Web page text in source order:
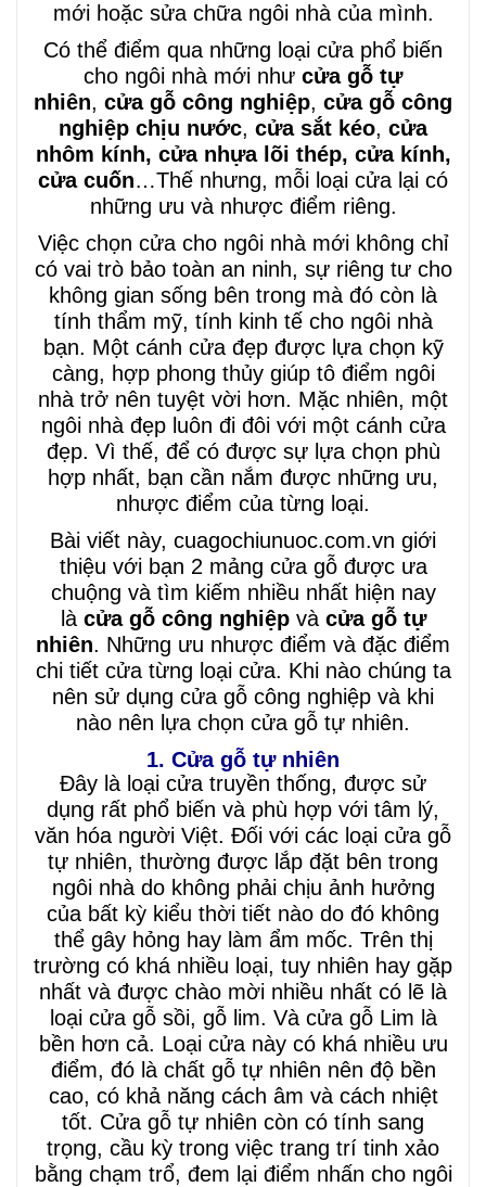
mới hoặc sửa chữa ngôi nhà của mình.
Có thể điểm qua những loại cửa phổ biến
cho ngôi nhà mới như cửa gỗ tự
nhiên, cửa gỗ công nghiệp, cửa gỗ công
nghiệp chịu nước, cửa sắt kéo, cửa
nhôm kính, cửa nhựa lõi thép, cửa kính,
cửa cuốn…Thế nhưng, mỗi loại cửa lại có
những ưu và nhược điểm riêng.
Việc chọn cửa cho ngôi nhà mới không chỉ
có vai trò bảo toàn an ninh, sự riêng tư cho
không gian sống bên trong mà đó còn là
tính thẩm mỹ, tính kinh tế cho ngôi nhà
bạn. Một cánh cửa đẹp được lựa chọn kỹ
càng, hợp phong thủy giúp tô điểm ngôi
nhà trở nên tuyệt vời hơn. Mặc nhiên, một
ngôi nhà đẹp luôn đi đôi với một cánh cửa
đẹp. Vì thế, để có được sự lựa chọn phù
hợp nhất, bạn cần nắm được những ưu,
nhược điểm của từng loại.
Bài viết này, cuagochiunuoc.com.vn giới
thiệu với bạn 2 mảng cửa gỗ được ưa
chuộng và tìm kiếm nhiều nhất hiện nay
là cửa gỗ công nghiệpvà cửa gỗ tự
nhiên. Những ưu nhược điểm và đặc điểm
chi tiết cửa từng loại cửa. Khi nào chúng ta
nên sử dụng cửa gỗ công nghiệp và khi
nào nên lựa chọn cửa gỗ tự nhiên.
1. Cửa gỗ tự nhiên
Đây là loại cửa truyền thống, được sử
dụng rất phổ biến và phù hợp với tâm lý,
văn hóa người Việt. Đối với các loại cửa gỗ
tự nhiên, thường được lắp đặt bên trong
ngôi nhà do không phải chịu ảnh hưởng
của bất kỳ kiểu thời tiết nào do đó không
thể gây hỏng hay làm ẩm mốc. Trên thị
trường có khá nhiều loại, tuy nhiên hay gặp
nhất và được chào mời nhiều nhất có lẽ là
loại cửa gỗ sồi, gỗ lim. Và cửa gỗ Lim là
bền hơn cả. Loại cửa này có khá nhiều ưu
điểm, đó là chất gỗ tự nhiên nên độ bền
cao, có khả năng cách âm và cách nhiệt
tốt. Cửa gỗ tự nhiên còn có tính sang
trọng, cầu kỳ trong việc trang trí tinh xảo
bằng chạm trổ, đem lại điểm nhấn cho ngôi